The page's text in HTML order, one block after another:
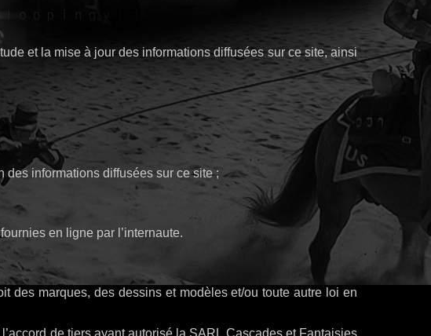
et la mise à jour des informations diffusées sur ce site, ainsi
des informations diffusées sur ce site ;
en ligne par l’internaute.
des marques, des dessins et modèles et/ou toute autre loi en